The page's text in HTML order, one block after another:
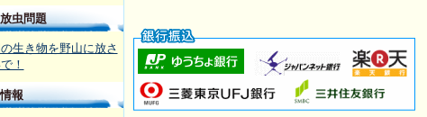
放虫問題
生き物を野山に放さ
！
情報